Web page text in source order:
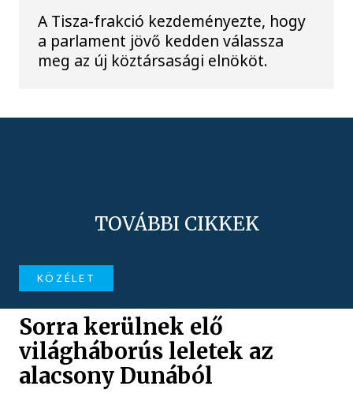
A Tisza-frakció kezdeményezte, hogy
a parlament jövő kedden válassza
meg az új köztársasági elnököt.
TOVÁBBI CIKKEK
KÖZÉLET
Sorra kerülnek elő
világháborús leletek az
alacsony Dunából